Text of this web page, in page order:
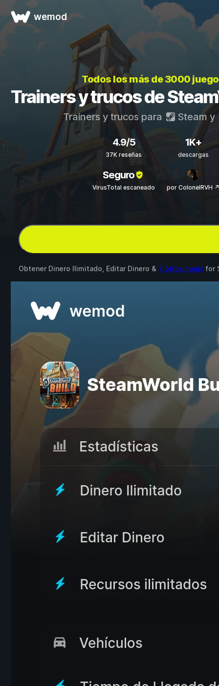
wemod
Todos los más de 3000
Trainers y trucos de
Trainers y trucos para Steam y
4.9/5
37K reseñas
1K+
descargas
Seguro
VirusTotal escaneado por ColonelRVH ↗
Obtener Dinero Ilimitado, Editar Dinero & 7 otros mods for